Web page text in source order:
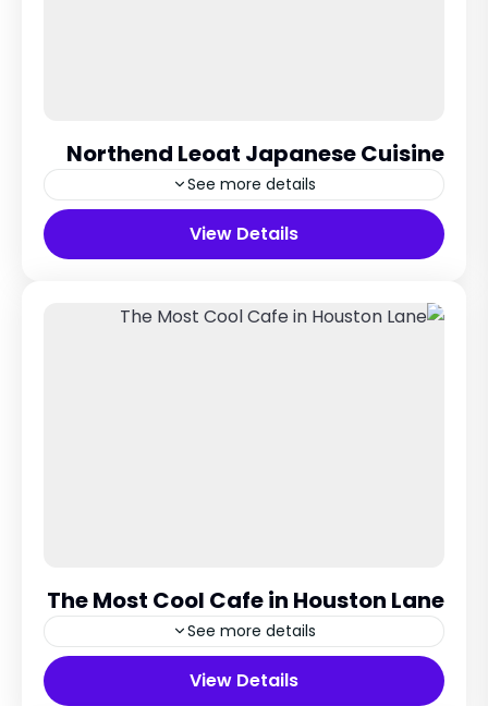
Northend Leoat Japanese Cuisine
See more details
Switzerland city
View Details
The Most Cool Cafe in Houston Lane
See more details
Rome City, Italy
View Details